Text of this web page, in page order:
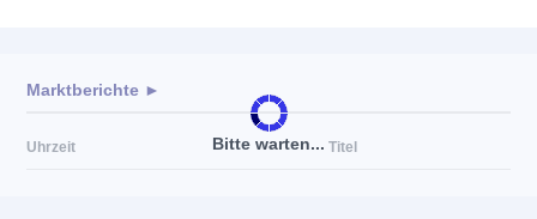
Bitte warten...
Marktberichte ►
Uhrzeit Titel